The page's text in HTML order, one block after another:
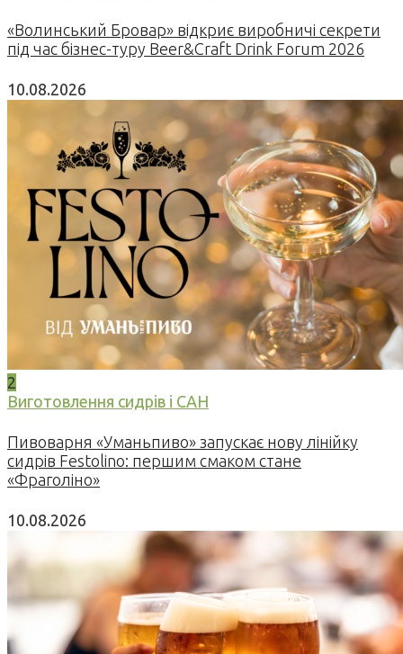
«Волинський Бровар» відкриє виробничі секрети
під час бізнес-туру Beer&Craft Drink Forum 2026
10.08.2026
2
Виготовлення сидрів і САН
Пивоварня «Уманьпиво» запускає нову лінійку
сидрів Festolino: першим смаком стане
«Фраголіно»
10.08.2026